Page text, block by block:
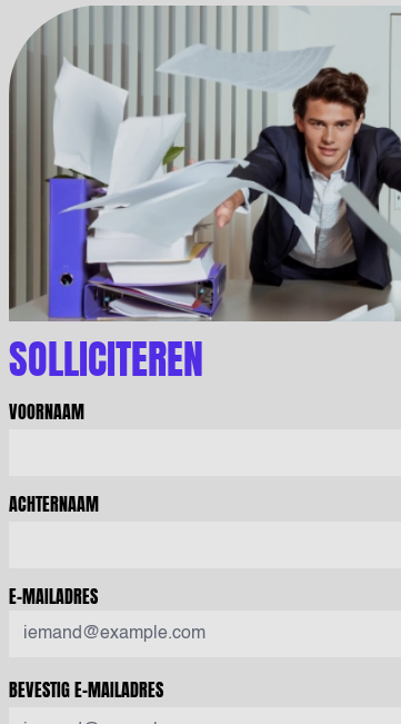
SOLLICITEREN
VOORNAAM
ACHTERNAAM
E-MAILADRES
BEVESTIG E-MAILADRES